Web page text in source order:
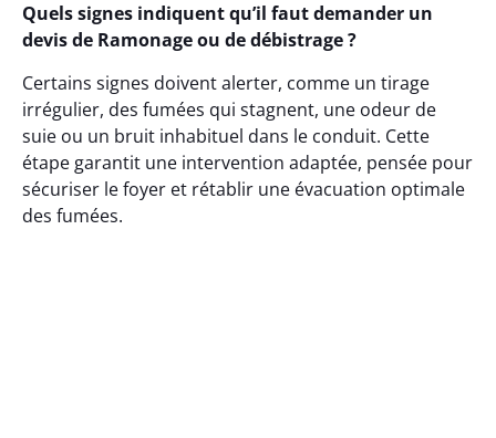
Quels signes indiquent qu’il faut demander un
devis de Ramonage ou de débistrage ?
Certains signes doivent alerter, comme un tirage
irrégulier, des fumées qui stagnent, une odeur de
suie ou un bruit inhabituel dans le conduit. Cette
étape garantit une intervention adaptée, pensée pour
sécuriser le foyer et rétablir une évacuation optimale
des fumées.